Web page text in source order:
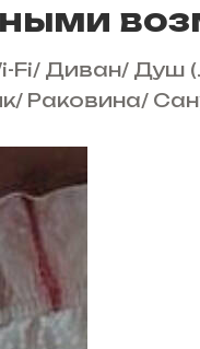
Fi/ Диван/ Душ
/ Раковина/